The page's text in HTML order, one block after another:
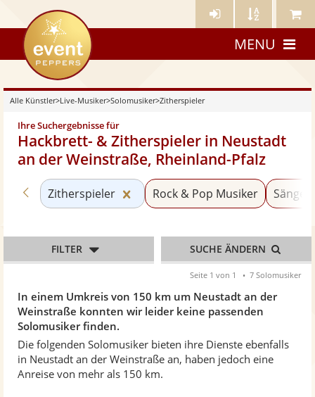
Künstler- Künstler Meine
eventpeppers
MENU
Alle Künstler>Live-Musiker>Solomusiker>Zitherspieler
Ihre Suchergebnisse für
Hackbrett- & Zitherspieler in Neustadt
an der Weinstraße, Rheinland-Pfalz
In einem Umkreis von 150 km um Neustadt an der
Weinstraße konnten wir leider keine passenden
Solomusiker finden.
Die folgenden Solomusiker bieten ihre Dienste ebenfalls
in Neustadt an der Weinstraße an, haben jedoch eine
Anreise von mehr als 150 km.
Zurück zu «Solomusiker»
Zitherspieler Kategorie «Zitherspieler»
Rock & Pop Musiker
FILTER SUCHE ÄNDERN
Seite 1 von 1 7 Solomusiker